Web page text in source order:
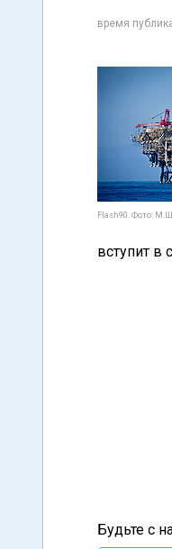
время
Flash90. Фото:
вступит в
Будьте с